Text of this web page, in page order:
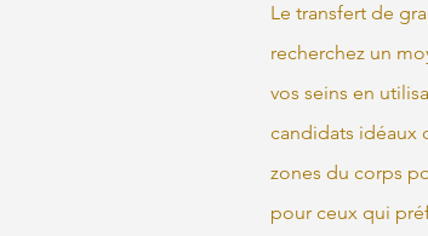
Le transfert de
recherchez un
vos seins en
candidats idéaux
zones du corps
pour ceux qui